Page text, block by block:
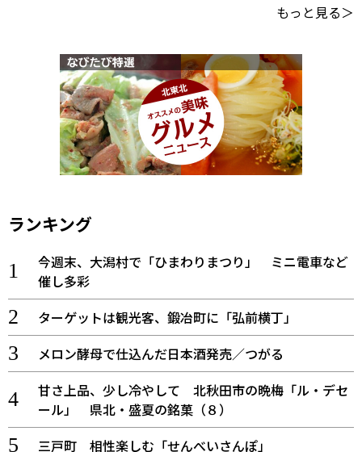
もっと見る＞
ランキング
今週末、大潟村で「ひまわりまつり」 ミニ電車など
催し多彩
ターゲットは観光客、鍛冶町に「弘前横丁」
メロン酵母で仕込んだ日本酒発売／つがる
甘さ上品、少し冷やして 北秋田市の晩梅「ル・デセ
ール」 県北・盛夏の銘菓（８）
三戸町 相性楽しむ「せんべいさんぽ」